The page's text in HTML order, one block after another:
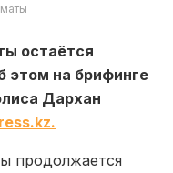
остаётся
этом на брифинге
Дархан
продолжается